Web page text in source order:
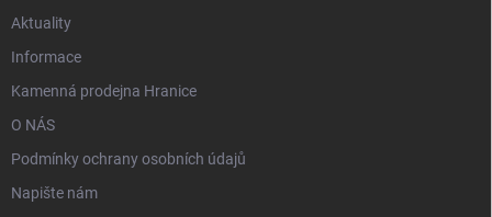
Aktuality
Informace
Kamenná prodejna Hranice
O NÁS
Podmínky ochrany osobních údajů
Napište nám